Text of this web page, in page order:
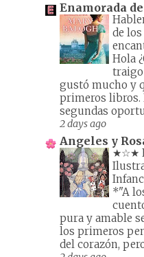
Enamorada
de
Hola
traigo
gustó mucho y
primeros libros.
segundas
2 days ago
Angeles y
★☆★
*"A
pura y amable
los primeros
del corazón,